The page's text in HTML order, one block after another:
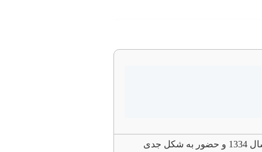
آذردُخت دانشی کرمانی ملقب به (آذر دانشی)، فعالیت خود در عرصه دوبله و گویندگی را از سال 1334 و حضور به شکل جدی